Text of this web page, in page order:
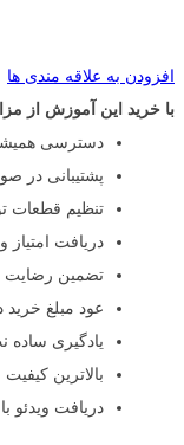
افزودن به علاقه مندی ها
با خرید این آموزش از
دسترسی
پشتیبانی در
تنظیم قطعات
دریافت امتیاز
تضمین رضایت
عود مبلغ
یادگیری ساده
بالاترین
دریافت ویدئو